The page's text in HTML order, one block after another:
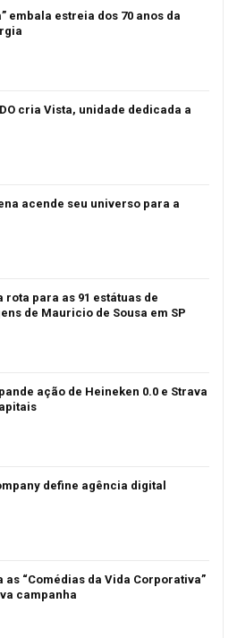
embala estreia dos 70 anos da
cria Vista, unidade dedicada a
acende seu universo para a
rota para as 91 estátuas de
de Mauricio de Sousa em SP
ação de Heineken 0.0 e Strava
define agência digital
as “Comédias da Vida Corporativa”
campanha